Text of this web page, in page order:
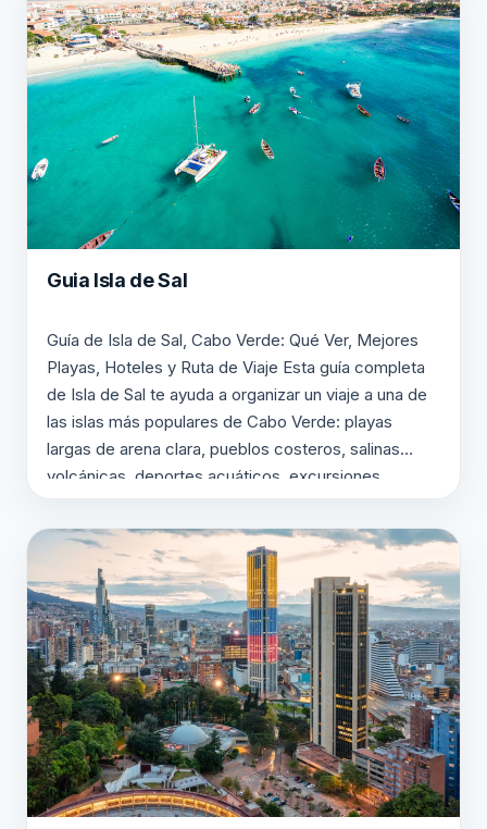
Guia Isla de Sal
Guía de Isla de Sal, Cabo Verde: Qué Ver, Mejores
Playas, Hoteles y Ruta de Viaje Esta guía completa
de Isla de Sal te ayuda a organizar un viaje a una de
las islas más populares de Cabo Verde: playas
largas de arena clara, pueblos costeros, salinas
volcánicas, deportes acuáticos, excursiones